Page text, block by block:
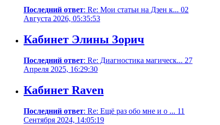
Последний ответ: Re: Мои статьи на Дзен к... 02
Августа 2026, 05:35:53
Кабинет Элины Зорич
Последний ответ: Re: Диагностика магическ... 27
Апреля 2025, 16:29:30
Кабинет Raven
Последний ответ: Re: Ещё раз обо мне и о ... 11
Сентября 2024, 14:05:19